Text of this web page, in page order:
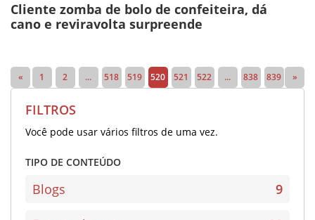
Cliente zomba de bolo de confeiteira, dá
cano e reviravolta surpreende
« 1 2 ... 518 519 520 521 522 ... 838 839 »
FILTROS
Você pode usar vários filtros de uma vez.
TIPO DE CONTEÚDO
Blogs 9